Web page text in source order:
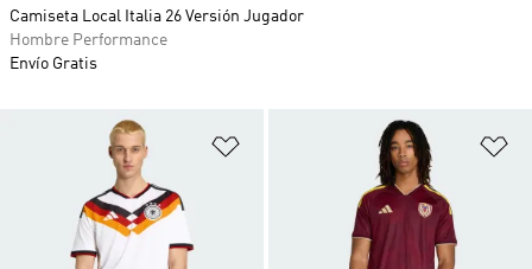
Añadir a la lista de deseos
Camiseta Local Italia 26 Versión Jugador
Hombre Performance
Envío Gratis